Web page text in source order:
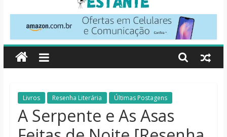
Seus Amigos e Vizinhos [Crítica]
Na
Nossa
Estante
Críticas
livros,
filmes,
Livros Resenha Literária Últimas Postagens
A Serpente e As Asas